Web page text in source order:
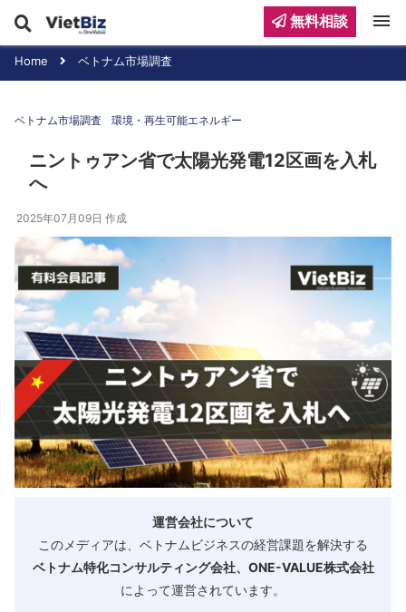
Home ベトナム市場調査
ベトナム市場調査 環境・再生可能エネルギー
ニントゥアン省で太陽光発電12区画を入札
へ
2025年07月09日 作成
運営会社について
このメディアは、ベトナムビジネスの経営課題を解決する
ベトナム特化コンサルティング会社、ONE-VALUE株式会社
によって運営されています。
無料相談 menu